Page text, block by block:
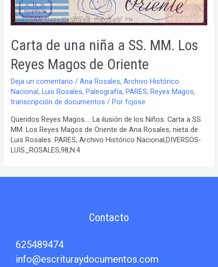
Carta de una niña a SS. MM. Los
Reyes Magos de Oriente
Deja un comentario /Ana Rosales,Archivo Histórico
Nacional, Luis Rosales, Paleografía, PARES, Reyes Magos,
transcripción de documentos / Porfcjose
Queridos Reyes Magos…. La ilusión de los Niños. Carta a SS.
MM. Los Reyes Magos de Oriente de Ana Rosales, nieta de
Luis Rosales. PARES, Archivo Histórico Nacional,DIVERSOS-
LUIS_ROSALES,98,N.4
Contacto
625489474
info@escrituraydocumentos.com